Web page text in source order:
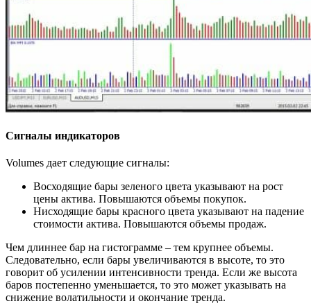
Сигналы индикаторов
Volumes дает следующие сигналы:
Восходящие бары зеленого цвета указывают на рост
цены актива. Повышаются объемы покупок.
Нисходящие бары красного цвета указывают на падение
стоимости актива. Повышаются объемы продаж.
Чем длиннее бар на гистограмме – тем крупнее объемы.
Следовательно, если бары увеличиваются в высоте, то это
говорит об усилении интенсивности тренда. Если же высота
баров постепенно уменьшается, то это может указывать на
снижение волатильности и окончание тренда.